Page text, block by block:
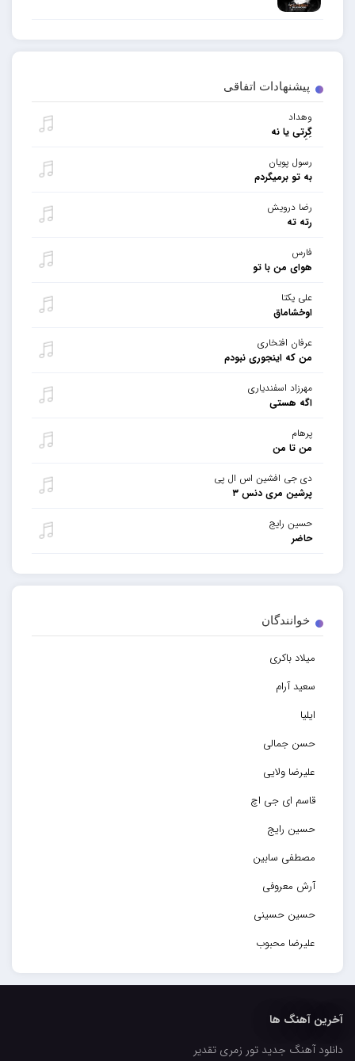
پیشنهادات اتفاقی
وهداد
گِرِتی یا نه
رسول پویان
به تو برمیگردم
رضا درویش
رته ته
فارس
هوای من با تو
علی یکتا
اوخشاماق
عرفان افتخاری
من که اینجوری نبودم
مهرزاد اسفندیاری
اگه هستی
پرهام
من تا من
دی جی افشین اس ال پی
پرشین مری دنس ۳
حسین رایج
حاضر
خوانندگان
میلاد باکری
سعید آرام
ایلیا
حسن جمالی
علیرضا ولایی
قاسم ای جی اچ
حسین رایج
مصطفی سابین
آرش معروفی
حسین حسینی
علیرضا محبوب
حسین حصارکی
کاپیتان
مجید رضوی
آخرین آهنگ ها
دانلود آهنگ جدید تور زمری تقدیر